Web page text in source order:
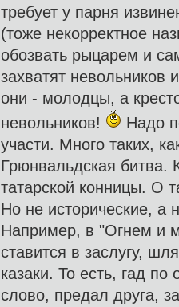
требует у парня
(тоже некорректное
обозвать рыцарем и
захватят невольников
они - молодцы, а
невольников!
Надо
участи. Много таких,
Грюнвальдская битва.
татарской конницы. О
Но не исторические, а
Например, в "Огнем и
ставится в заслугу,
казаки. То есть, гад
слово, предал друга,